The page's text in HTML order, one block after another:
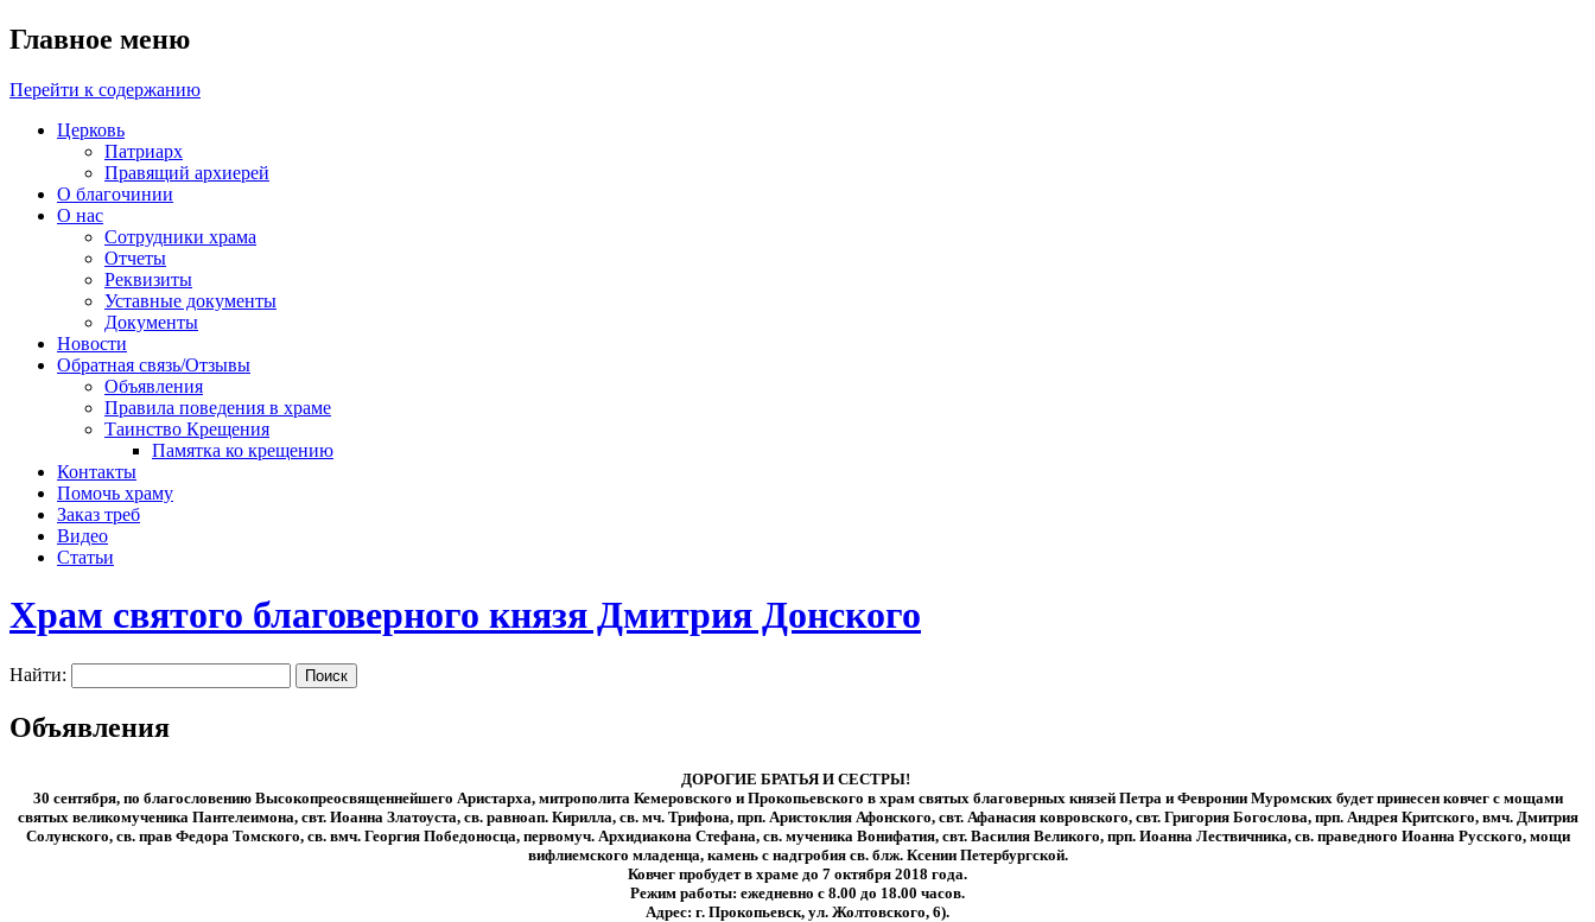
Главное меню
Перейти к содержанию
Церковь
Патриарх
Правящий архиерей
О благочинии
О нас
Сотрудники храма
Отчеты
Реквизиты
Уставные документы
Документы
Новости
Обратная связь/Отзывы
Объявления
Правила поведения в храме
Таинство Крещения
Памятка ко крещению
Контакты
Помочь храму
Заказ треб
Видео
Статьи
Храм святого благоверного князя Дмитрия Донского
Найти:
Объявления
ДОРОГИЕ БРАТЬЯ И СЕСТРЫ!
30 сентября, по благословению Высокопреосвященнейшего Аристарха, митрополита Кемеровского и Прокопьевского в храм святых благоверных князей Петра и Февронии Муромских будет принесен ковчег с мощами
святых великомученика Пантелеимона, свт. Иоанна Златоуста, св. равноап. Кирилла, св. мч. Трифона, прп. Аристоклия Афонского, свт. Афанасия ковровского, свт. Григория Богослова, прп. Андрея Критского, вмч. Дмитрия
Солунского, св. прав Федора Томского, св. вмч. Георгия Победоносца, первомуч. Архидиакона Стефана, св. мученика Вонифатия, свт. Василия Великого, прп. Иоанна Лествичника, св. праведного Иоанна Русского, мощи
вифлиемского младенца, камень с надгробия св. блж. Ксении Петербургской.
Ковчег пробудет в храме до 7 октября 2018 года.
Режим работы: ежедневно с 8.00 до 18.00 часов.
Адрес: г. Прокопьевск, ул. Жолтовского, 6).